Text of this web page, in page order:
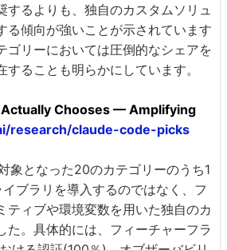
するよりも、独自のカスタムソリュ
る傾向が強いことが示されています
ゴリーにおいては圧倒的なシェアを
ることも明らかにしています。
Chooses — Amplifying
research/claude-code-picks
象となった20のカテゴリーのうち1
ブラリを導入するのではなく、フ
ティブや環境変数を用いた独自のカ
た。具体的には、フィーチャーフラ